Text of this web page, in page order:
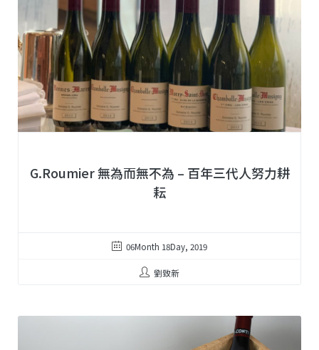
G.Roumier 無為而無不為 – 百年三代人努力耕
耘
06Month 18Day, 2019
劉致新